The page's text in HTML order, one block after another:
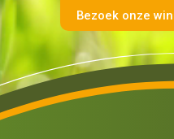
Bezoek onze